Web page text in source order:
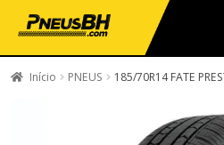
PNEUS EM OFERTA SERVIÇOS
Início PNEUS 185/70R14 FATE